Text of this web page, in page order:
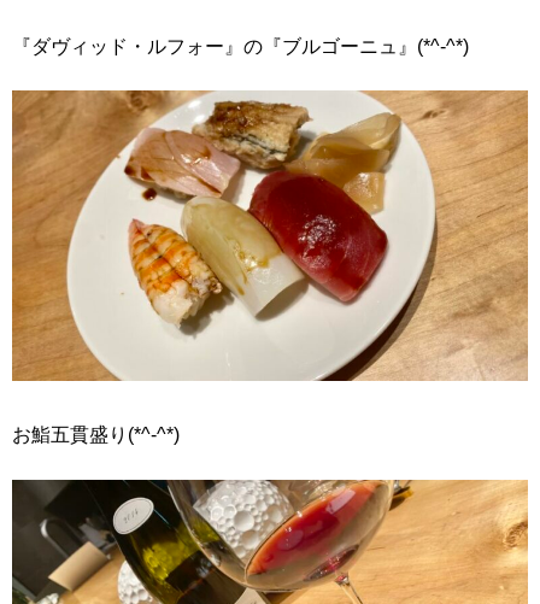
『ダヴィッド・ルフォー』の『ブルゴーニュ』(*^-^*)
お鮨五貫盛り(*^-^*)